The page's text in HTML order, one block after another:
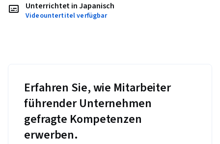
Unterrichtet in Japanisch
Videountertitel verfügbar
Erfahren Sie, wie Mitarbeiter
führender Unternehmen
gefragte Kompetenzen
erwerben.